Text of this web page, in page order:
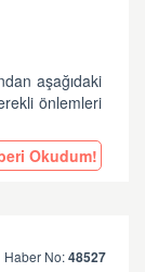
aşağıdaki
önlemleri
Okudum!
Haber No:48527